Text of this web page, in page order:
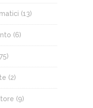
(13)
(6)
(2)
(9)